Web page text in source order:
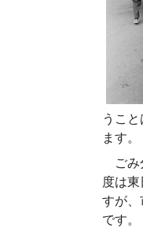
うこ
ます。
ごみ
度は
すが、
です。